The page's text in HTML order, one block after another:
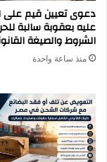
دعوى تعيين قيم على
عليه بعقوبة سالبة
الشروط والصيغة
منذ ساعة واحدة